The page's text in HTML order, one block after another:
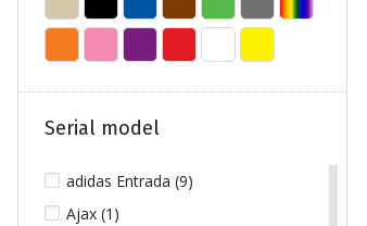
XL (504)
XXXXL (78)
YXS (22)
Serial model
adidas Entrada (9)
Ajax (1)